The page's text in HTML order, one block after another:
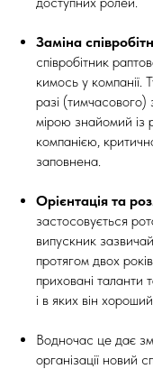
Заміна
співробітник
кимось у компанії.
разі (тимчасового)
мірою знайомий із
компанією,
заповнена.
Орієнтація та
застосовується
випускник
протягом двох
приховані таланти
і в яких він хороший.
Водночас це дає
організації новий